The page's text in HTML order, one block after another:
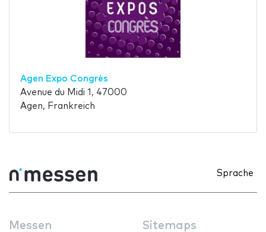
Agen Expo Congrès
Avenue du Midi 1, 47000
Agen, Frankreich
Sprache
Messen Sitemaps